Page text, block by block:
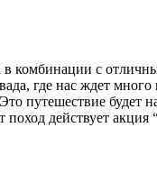
в комбинации с
где нас ждет
путешествие будет
действует